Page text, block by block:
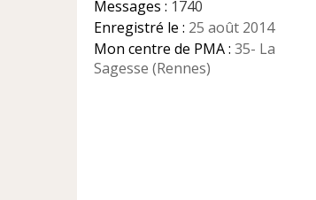
Messages : 1740
Enregistré le : 25 août 2014
Mon centre de PMA : 35- La
Sagesse (Rennes)